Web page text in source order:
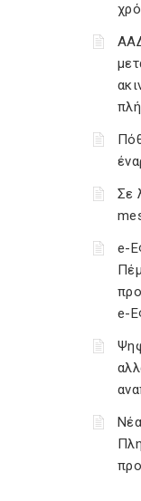
Σε
e-
e-